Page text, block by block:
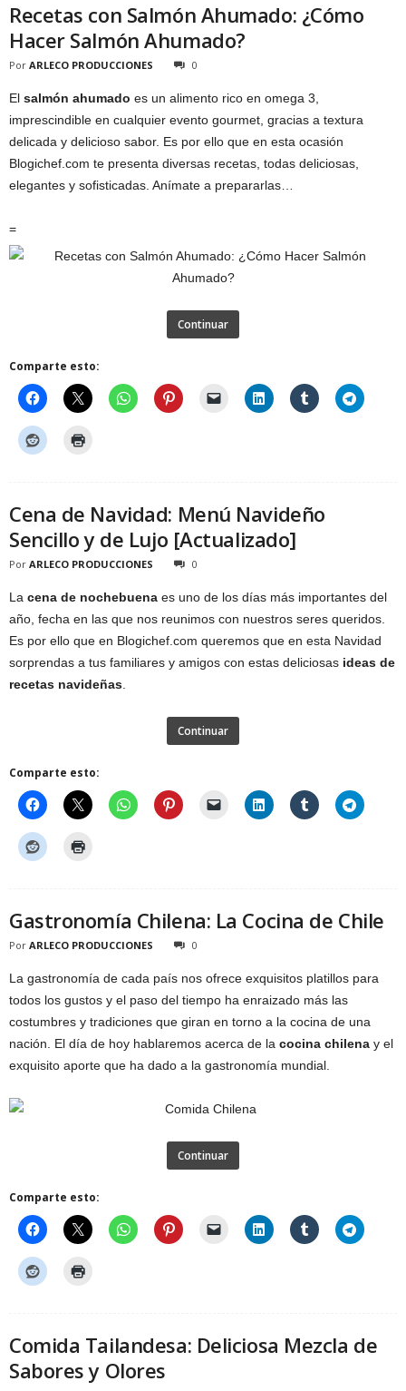
Recetas con Salmón Ahumado: ¿Cómo
Hacer Salmón Ahumado?
Por ARLECO PRODUCCIONES 0
El salmón ahumado es un alimento rico en omega 3,
imprescindible en cualquier evento gourmet, gracias a textura
delicada y delicioso sabor. Es por ello que en esta ocasión
Blogichef.com te presenta diversas recetas, todas deliciosas,
elegantes y sofisticadas. Anímate a prepararlas…
=
Continuar
Comparte esto:
Cena de Navidad: Menú Navideño
Sencillo y de Lujo [Actualizado]
Por ARLECO PRODUCCIONES 0
La cena de nochebuena es uno de los días más importantes del
año, fecha en las que nos reunimos con nuestros seres queridos.
Es por ello que en Blogichef.com queremos que en esta Navidad
sorprendas a tus familiares y amigos con estas deliciosas ideas de
recetas navideñas
Continuar
Comparte esto:
Gastronomía Chilena: La Cocina de Chile
Por ARLECO PRODUCCIONES 0
La gastronomía de cada país nos ofrece exquisitos platillos para
todos los gustos y el paso del tiempo ha enraizado más las
costumbres y tradiciones que giran en torno a la cocina de una
nación. El día de hoy hablaremos acerca de la cocina chilena y el
exquisito aporte que ha dado a la gastronomía mundial.
Continuar
Comparte esto:
Comida Tailandesa: Deliciosa Mezcla de
Sabores y Olores